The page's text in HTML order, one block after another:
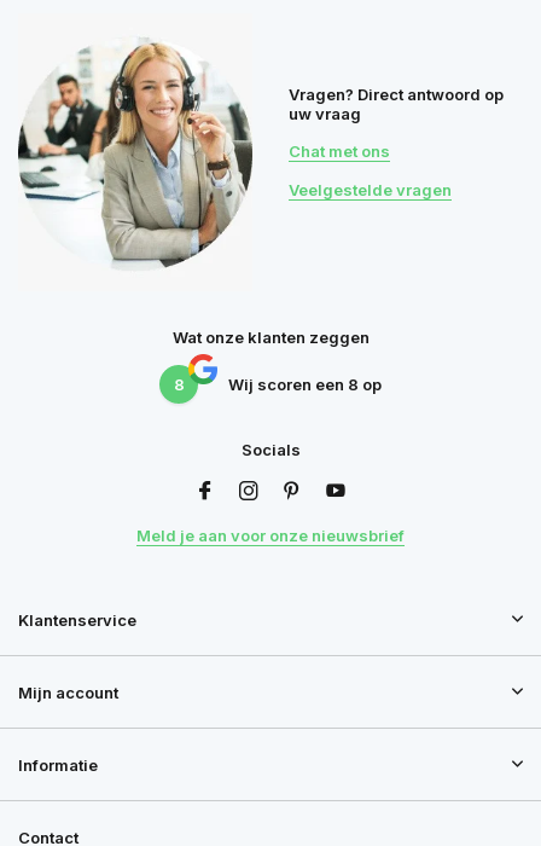
Vragen? Direct antwoord op
uw vraag
Chat met ons
Veelgestelde vragen
Wat onze klanten zeggen
8 Wij scoren een 8 op
Socials
Meld je aan voor onze nieuwsbrief
Klantenservice
Mijn account
Informatie
Contact